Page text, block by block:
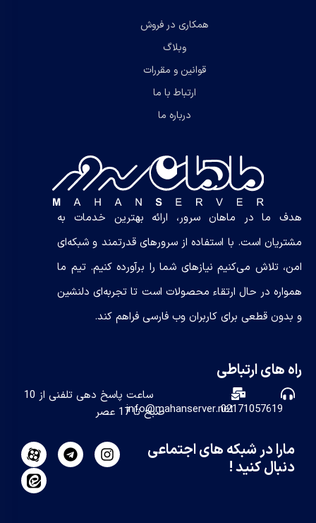
همکاری در فروش
وبلاگ
قوانین و مقررات
ارتباط با ما
درباره ما
هدف ما در ماهان سرور، ارائه بهترین خدمات به
مشتریان است. با استفاده از سرورهای قدرتمند و شبکه‌ای
امن، تلاش می‌کنیم نیازهای شما را برآورده کنیم. تیم ما
همواره در حال ارتقاء محصولات است تا تجربه‌ای دلنشین
و بدون قطعی برای کاربران وب فارسی فراهم کند.
راه های ارتباطی
02171057619
info@mahanserver.net
ساعت پاسخ دهی تلفنی از 10
صبح تا 17 عصر
مارا در شبکه های اجتماعی
دنبال کنید !